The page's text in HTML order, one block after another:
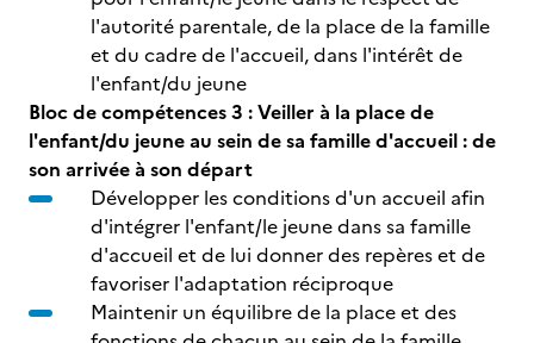
l'autorité parentale, de la place de la famille
et du cadre de l'accueil, dans l'intérêt de
l'enfant/du jeune
Bloc de compétences 3 : Veiller à la place de
l'enfant/du jeune au sein de sa famille d'accueil : de
son arrivée à son départ
Développer les conditions d'un accueil afin
d'intégrer l'enfant/le jeune dans sa famille
d'accueil et de lui donner des repères et de
favoriser l'adaptation réciproque
Maintenir un équilibre de la place et des